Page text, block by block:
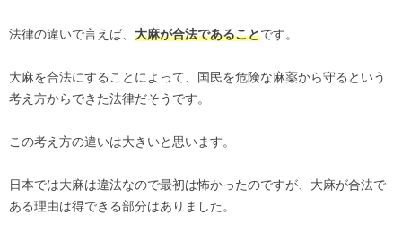
法律の違いで言えば、 大麻が合法であることです。
大麻を合法にすることによって、国民を危険な麻薬から守るという
考え方からできた法律だそうです。
この考え方の違いは大きいと思います。
日本では大麻は違法なので最初は怖かったのですが、大麻が合法で
ある理由は得できる部分はありました。